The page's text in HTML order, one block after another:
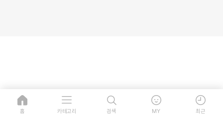
홈 카테고리 검색 MY 최근